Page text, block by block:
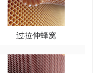
过拉伸蜂窝